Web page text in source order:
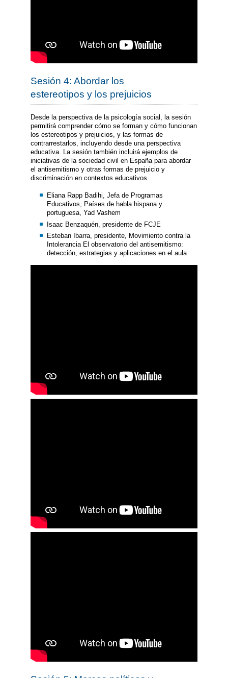
Sesión 4: Abordar los
estereotipos y los prejuicios
Desde la perspectiva de la psicología social, la sesión
permitirá comprender cómo se forman y cómo funcionan
los estereotipos y prejuicios, y las formas de
contrarrestarlos, incluyendo desde una perspectiva
educativa. La sesión también incluirá ejemplos de
iniciativas de la sociedad civil en España para abordar
el antisemitismo y otras formas de prejuicio y
discriminación en contextos educativos.
Eliana Rapp Badihi, Jefa de Programas
Educativos, Países de habla hispana y
portuguesa, Yad Vashem
Isaac Benzaquén, presidente de FCJE
Esteban Ibarra, presidente, Movimiento contra la
Intolerancia El observatorio del antisemitismo:
detección, estrategias y aplicaciones en el aula